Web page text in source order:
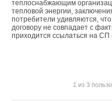
теплоснабжающим
тепловой энергии,
потребители удивляются,
договору не совпадает с
приходится ссылаться на СП
1 из 3
интеллект, стиль и
ЖУРНАЛ СОК ИЮНЬ
Текст комментария